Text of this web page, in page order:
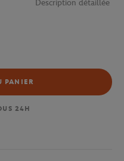
Description détaillée
PANIER
24H